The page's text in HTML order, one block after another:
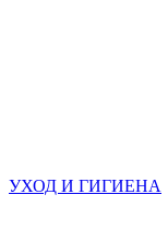
УХОД И ГИГИЕНА